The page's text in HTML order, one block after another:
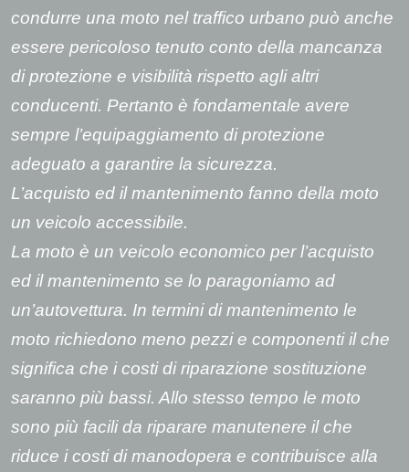
condurre una moto nel traffico urbano può anche
essere pericoloso tenuto conto della mancanza
di protezione e visibilità rispetto agli altri
conducenti. Pertanto è fondamentale avere
sempre l’equipaggiamento di protezione
adeguato a garantire la sicurezza.
L’acquisto ed il mantenimento fanno della moto
un veicolo accessibile.
La moto è un veicolo economico per l’acquisto
ed il mantenimento se lo paragoniamo ad
un’autovettura. In termini di mantenimento le
moto richiedono meno pezzi e componenti il che
significa che i costi di riparazione sostituzione
saranno più bassi. Allo stesso tempo le moto
sono più facili da riparare manutenere il che
riduce i costi di manodopera e contribuisce alla